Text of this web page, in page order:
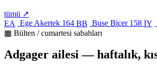
tümü ↗
EA
Ege Akertek 164 BB Buse Biçer 158 İY
▦ Bülten / cumartesi sabahları
Adgager ailesi — haftalık,